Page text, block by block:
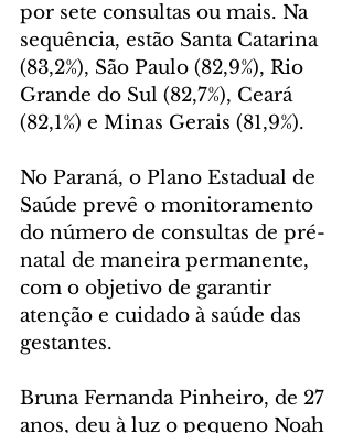
por sete consultas ou mais. Na
sequência, estão Santa Catarina
(83,2%), São Paulo (82,9%), Rio
Grande do Sul (82,7%), Ceará
(82,1%) e Minas Gerais (81,9%).
No Paraná, o Plano Estadual de
Saúde prevê o monitoramento
do número de consultas de pré-
natal de maneira permanente,
com o objetivo de garantir
atenção e cuidado à saúde das
gestantes.
Bruna Fernanda Pinheiro, de 27
anos, deu à luz o pequeno Noah